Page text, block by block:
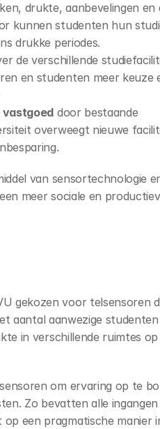
drukte, aanbevelingen en
kunnen studenten hun
drukke periodes.
de verschillende
en studenten meer keuze
door bestaande
overweegt nieuwe
van sensortechnologie
meer sociale en
gekozen voor telsensoren
aantal aanwezige
in verschillende ruimtes op
om ervaring op te
Zo bevatten alle
een pragmatische manier